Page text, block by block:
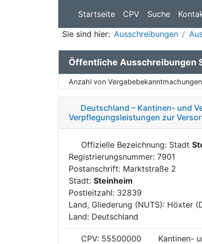
Startseite CPV Suche
Sie sind hier: Ausschreibungen
Öffentliche Ausschreibungen
Anzahl von
Deutschland – Kantinen- und
Verpflegungsleistungen zur
Offizielle Bezeichnung: Stadt
Registrierungsnummer: 7901
Postanschrift: Marktstraße 2
Stadt: Steinheim
Postleitzahl: 32839
Land, Gliederung (NUTS): Höxter
Land: Deutschland
CPV: 55500000 Kantinen-